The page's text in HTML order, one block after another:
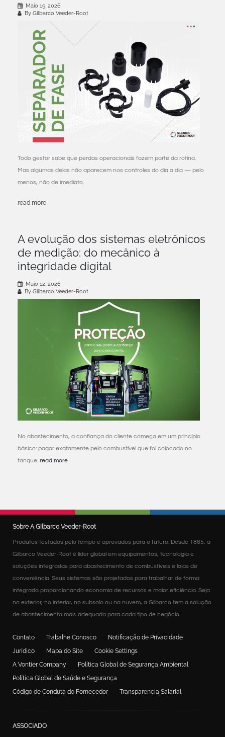
Maio 19, 2026
By Gilbarco Veeder-Root
Todo gestor sabe que perdas operacionais fazem parte da rotina.
Mas algumas delas não aparecem nos controles do dia a dia — pelo
menos, não de imediato.
read more
A evolução dos sistemas eletrônicos
de medição: do mecânico à
integridade digital
Maio 12, 2026
By Gilbarco Veeder-Root
No abastecimento, a confiança do cliente começa em um princípio
básico: pagar exatamente pelo combustível que foi colocado no
tanque. read more
Sobre A Gilbarco Veeder-Root
Produtos testados pelo tempo e aprovados para o futuro. Desde 1865, a
Gilbarco Veeder-Root é líder global em equipamentos, tecnologia e
soluções integradas para abastecimento de combustíveis e lojas de
conveniência. Seus sistemas são projetados para trabalhar de forma
integrada proporcionando economia de recursos e maior eficiência. Seja
no exterior, no interior, no subsolo ou na nuvem, a Gilbarco tem a solução
de abastecimento mais adequada para cada tipo de negócio
Contato Trabalhe Conosco
Notificação de Privacidade
Jurídico
Mapa do Site
Cookie Settings
A Vontier Company
Política Global de Segurança Ambiental
Política Global de Saúde e Segurança
Código de Conduta do Fornecedor
Transparencia Salarial
ASSOCIADO